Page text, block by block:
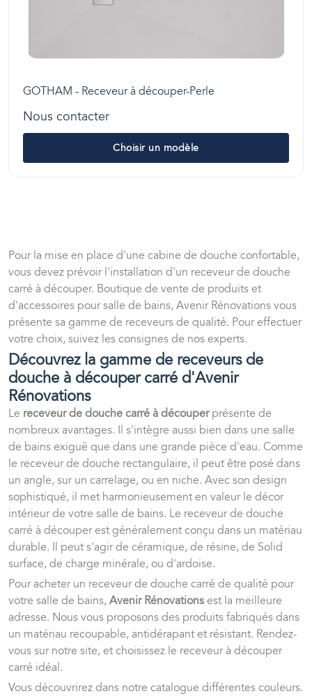
GOTHAM - Receveur à découper-Perle
Nous contacter
Choisir un modèle
Pour la mise en place d'une cabine de douche confortable,
vous devez prévoir l'installation d'un receveur de douche
carré à découper. Boutique de vente de produits et
d'accessoires pour salle de bains, Avenir Rénovations vous
présente sa gamme de receveurs de qualité. Pour effectuer
votre choix, suivez les consignes de nos experts.
Découvrez la gamme de receveurs de
douche à découper carré d'Avenir
Rénovations
Le receveur de douche carré à découperprésente de
nombreux avantages. Il s'intègre aussi bien dans une salle
de bains exiguë que dans une grande pièce d'eau. Comme
le receveur de douche rectangulaire, il peut être posé dans
un angle, sur un carrelage, ou en niche. Avec son design
sophistiqué, il met harmonieusement en valeur le décor
intérieur de votre salle de bains. Le receveur de douche
carré à découper est généralement conçu dans un matériau
durable. Il peut s'agir de céramique, de résine, de Solid
surface, de charge minérale, ou d'ardoise.
Pour acheter un receveur de douche carré de qualité pour
votre salle de bains,Avenir Rénovationsest la meilleure
adresse. Nous vous proposons des produits fabriqués dans
un matériau recoupable, antidérapant et résistant. Rendez-
vous sur notre site, et choisissez le receveur à découper
carré idéal.
Vous découvrirez dans notre catalogue différentes couleurs.